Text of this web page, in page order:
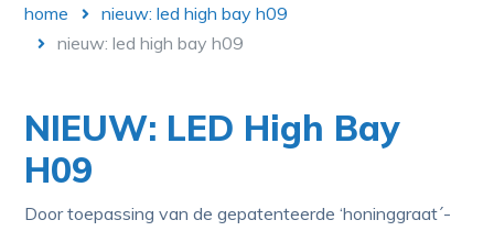
home
nieuw: led high bay h09
nieuw: led high bay h09
NIEUW: LED High Bay
H09
Door toepassing van de gepatenteerde ‘honinggraat´-